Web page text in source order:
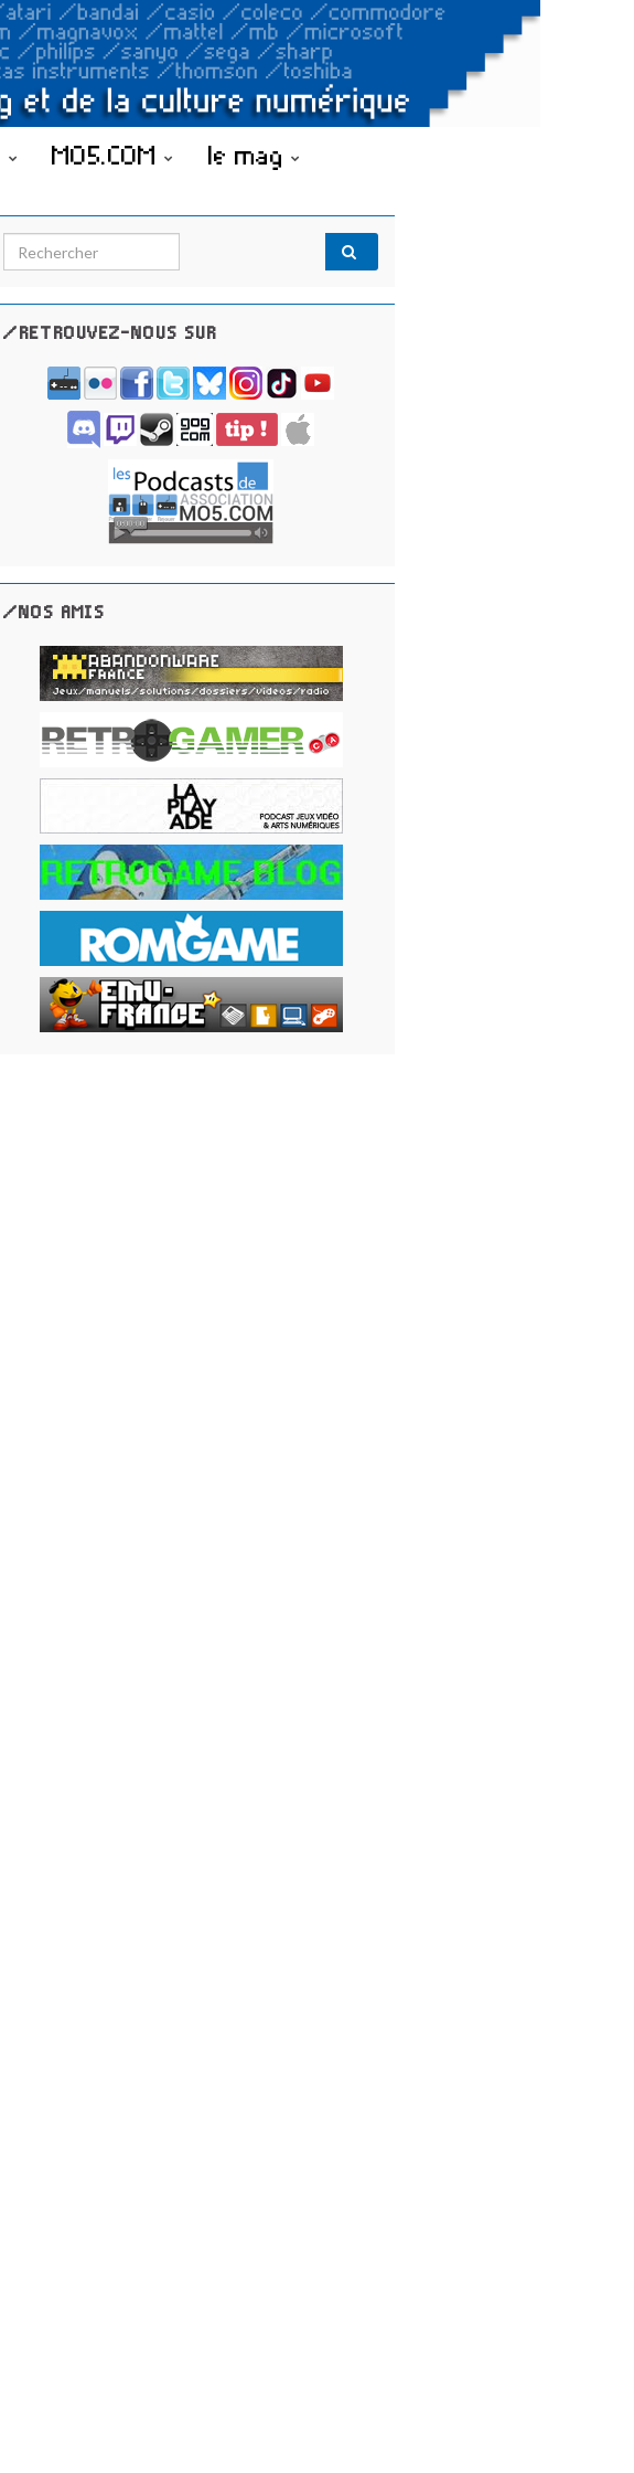
MO5.COM le mag
Search for:
/RETROUVEZ-NOUS SUR
/NOS AMIS